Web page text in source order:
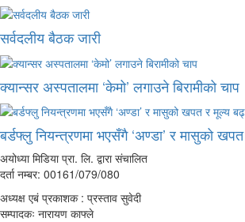
सर्वदलीय बैठक जारी
क्यान्सर अस्पतालमा ‘केमो’ लगाउने बिरामीको चाप
बर्डफ्लु नियन्त्रणमा भएसँगै ‘अण्डा’ र मासुको
अयोध्या मिडिया प्रा. लि. द्वारा संचालित
दर्ता नम्बर: 00161/079/080
अध्यक्ष एबं प्रकाशक : प्रस्ताव सुवेदी
सम्पादकः नारायण काफ्ले